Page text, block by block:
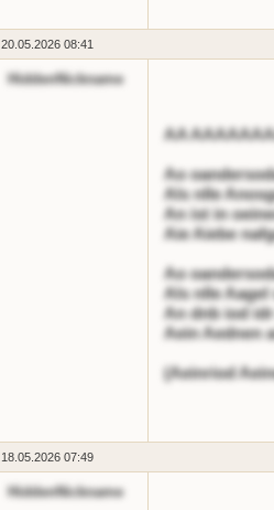
20.05.2026 08:41
HiddenNickname
AA
Ao
Als nlle
An ist in
Aie Aiebe
Ao
Als nlle Aagel
An dnb iod
Aein Aednen
(Aeinriod
18.05.2026 07:49
HiddenNickname